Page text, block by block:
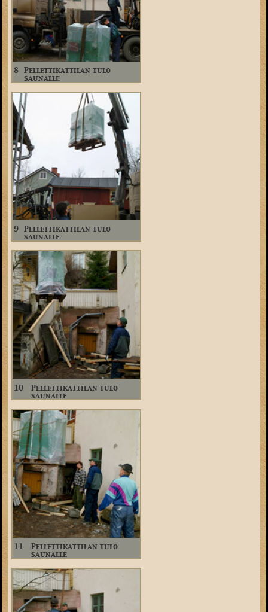
8 Pellettikattilan tulo
saunalle
9 Pellettikattilan tulo
saunalle
10
Pellettikattilan tulo
saunalle
11
Pellettikattilan tulo
saunalle